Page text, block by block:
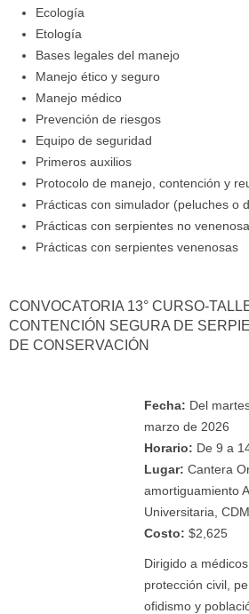
Ecología
Etología
Bases legales del manejo
Manejo ético y seguro
Manejo médico
Prevención de riesgos
Equipo de seguridad
Primeros auxilios
Protocolo de manejo, contención y
Prácticas con simulador (peluches o
Prácticas con serpientes no
Prácticas con serpientes venenosas
CONVOCATORIA 13° CURSO-
CONTENCIÓN SEGURA DE
DE CONSERVACIÓN
Fecha: Del
marzo de 2026
Horario: De 9 a
Lugar: Cantera
amortiguamiento
Universitaria,
Costo: $2,625
Dirigido a
protección civil,
ofidismo y